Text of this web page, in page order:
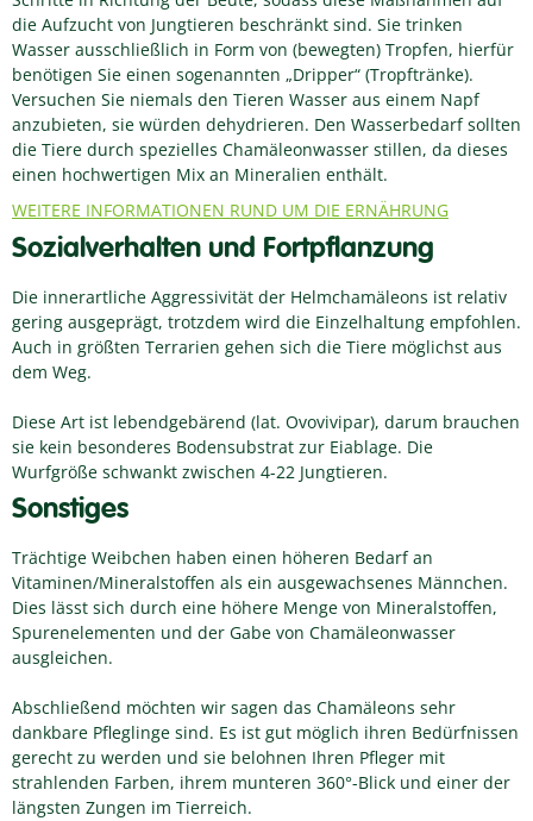
die Aufzucht von Jungtieren beschränkt sind. Sie trinken
Wasser ausschließlich in Form von (bewegten) Tropfen, hierfür
benötigen Sie einen sogenannten „Dripper“ (Tropftränke).
Versuchen Sie niemals den Tieren Wasser aus einem Napf
anzubieten, sie würden dehydrieren. Den Wasserbedarf sollten
die Tiere durch spezielles Chamäleonwasser stillen, da dieses
einen hochwertigen Mix an Mineralien enthält.
WEITERE INFORMATIONEN RUND UM DIE ERNÄHRUNG
Sozialverhalten und Fortpflanzung
Die innerartliche Aggressivität der Helmchamäleons ist relativ
gering ausgeprägt, trotzdem wird die Einzelhaltung empfohlen.
Auch in größten Terrarien gehen sich die Tiere möglichst aus
dem Weg.
Diese Art ist lebendgebärend (lat. Ovovivipar), darum brauchen
sie kein besonderes Bodensubstrat zur Eiablage. Die
Wurfgröße schwankt zwischen 4-22 Jungtieren.
Sonstiges
Trächtige Weibchen haben einen höheren Bedarf an
Vitaminen/Mineralstoffen als ein ausgewachsenes Männchen.
Dies lässt sich durch eine höhere Menge von Mineralstoffen,
Spurenelementen und der Gabe von Chamäleonwasser
ausgleichen.
Abschließend möchten wir sagen das Chamäleons sehr
dankbare Pfleglinge sind. Es ist gut möglich ihren Bedürfnissen
gerecht zu werden und sie belohnen Ihren Pfleger mit
strahlenden Farben, ihrem munteren 360°-Blick und einer der
längsten Zungen im Tierreich.